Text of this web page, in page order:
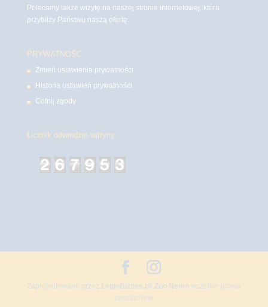
Polecamy także wizytę na naszej stronie internetowej, która
przybliży Państwu naszą ofertę.
PRYWATNOŚĆ
Zmień ustawienia prywatności
Historia ustawień prywatności
Cofnij zgody
Licznik odwiedzin witryny
Zaprojektowane przez LegioBiznes.pl/ Zoo Nemowszelkie prawa
zastrzeżone